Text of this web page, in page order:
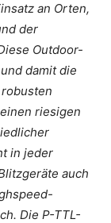
an Orten,
der
Outdoor-
damit die
riesigen
in jeder
auch
Die P-TTL-